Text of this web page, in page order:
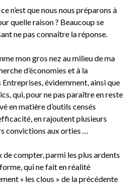
n’est que nous nous préparons à
quelle raison ? Beaucoup se
ne pas connaître la réponse.
mon gros nez au milieu de ma
d’économies et à la
évidemment, ainsi que
qui, pour ne pas paraître en reste
en matière d’outils censés
en rajoutent plusieurs
convictions aux orties …
de compter, parmi les plus ardents
qui ne fait en réalité
« les clous » de la précédente